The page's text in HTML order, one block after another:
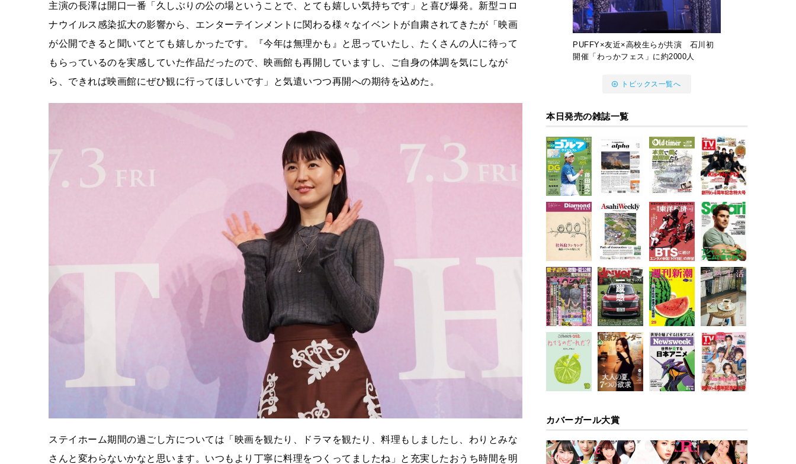
主演の長澤は開口一番「久しぶりの公の場ということで、とても嬉しい気持ちです」と喜び爆発。新型コロ
ナウイルス感染拡大の影響から、エンターテインメントに関わる様々なイベントが自粛されてきたが「映画
が公開できると聞いてとても嬉しかったです。『今年は無理かも』と思っていたし、たくさんの人に待って
もらっているのを実感していた作品だったので、映画館も再開していますし、ご自身の体調を気にしなが
ら、できれば映画館にぜひ観に行ってほしいです」と気遣いつつ再開への期待を込めた。
ステイホーム期間の過ごし方については「映画を観たり、ドラマを観たり、料理もしましたし、わりとみな
さんと変わらないかなと思います。いつもより丁寧に料理をつくってましたね」と充実したおうち時間を明
PUFFY×友近×高校生らが共演 石川初
開催「わっかフェス」に約2000人
トピックス一覧へ
本日発売の雑誌一覧
カバーガール大賞